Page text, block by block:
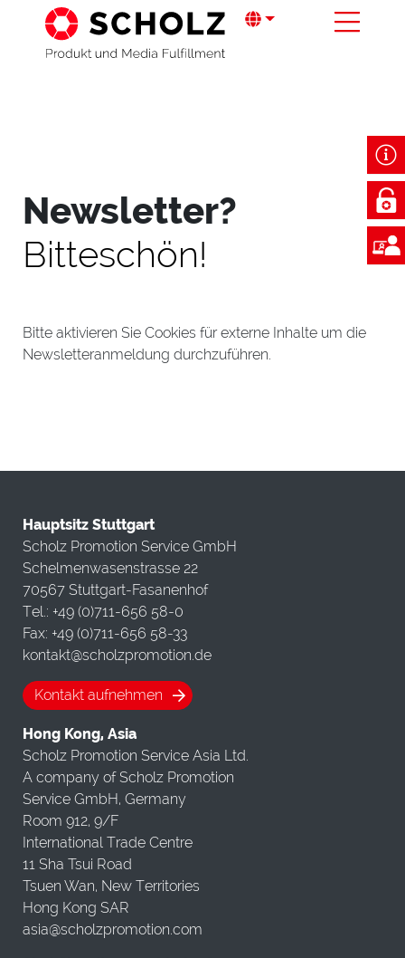
Newsletter?
Bitteschön!
Bitte aktivieren Sie Cookies für externe Inhalte um die
Newsletteranmeldung durchzuführen.
Hauptsitz Stuttgart
Scholz Promotion Service GmbH
Schelmenwasenstrasse 22
70567 Stuttgart-Fasanenhof
Tel.: +49 (0)711-656 58-0
Fax: +49 (0)711-656 58-33
kontakt@scholzpromotion.de
Kontakt aufnehmen
Hong Kong, Asia
Scholz Promotion Service Asia Ltd.
A company of Scholz Promotion
Service GmbH, Germany
Room 912, 9/F
International Trade Centre
11 Sha Tsui Road
Tsuen Wan, New Territories
Hong Kong SAR
asia@scholzpromotion.com